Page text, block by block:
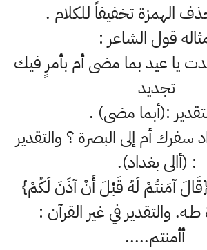
قول الشاعر :
يا عيد بما مضى أم بأمرٍ فيك
تجديد
:(أبما مضى) .
سفرك أم إلى البصرة ؟ والتقدير
: (أالى بغداد).
آمَنتُمْ لَهُ قَبْلَ أَنْ آذَنَ لَكُمْ}
طـه. والتقدير في غير القرآن :
أأمنتم.....